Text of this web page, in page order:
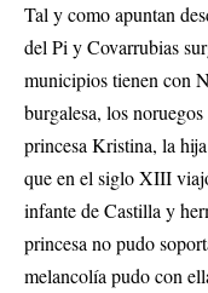
Tal y como apuntan
del Pi y Covarrubias
municipios tienen con
burgalesa, los
princesa Kristina, la
que en el siglo XIII
infante de Castilla y
princesa no pudo
melancolía pudo con